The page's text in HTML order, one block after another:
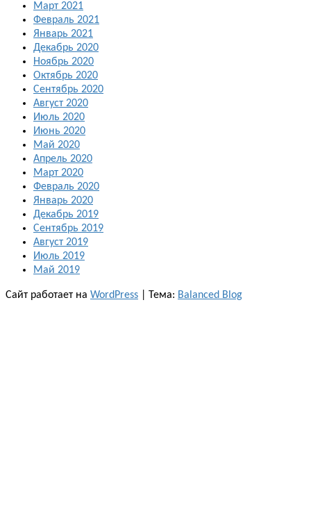
Март 2021
Февраль 2021
Январь 2021
Декабрь 2020
Ноябрь 2020
Октябрь 2020
Сентябрь 2020
Август 2020
Июль 2020
Июнь 2020
Май 2020
Апрель 2020
Март 2020
Февраль 2020
Январь 2020
Декабрь 2019
Сентябрь 2019
Август 2019
Июль 2019
Май 2019
Сайт работает на WordPress Тема: Balanced Blog